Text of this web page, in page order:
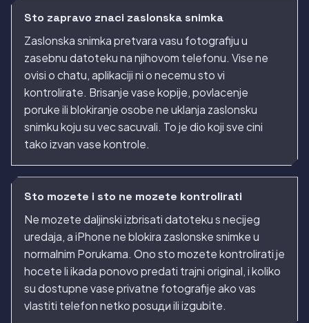
Sto zapravo znaci zaslonska snimka
Zaslonska snimka pretvara vasu fotografiju u
zasebnu datoteku na njihovom telefonu. Vise ne
ovisi o chatu, aplikaciji ni o necemu sto vi
kontrolirate. Brisanje vase kopije, povlacenje
poruke ili blokiranje osobe ne uklanja zaslonsku
snimku koju su vec sacuvali. To je dio koji sve cini
tako izvan vase kontrole.
Sto mozete i sto ne mozete kontrolirati
Ne mozete daljinski izbrisati datoteku s necijeg
uredaja, a iPhone ne blokira zaslonske snimke u
normalnim Porukama. Ono sto mozete kontrolirati je
hocete li ikada ponovo predati trajni original, i koliko
su dostupne vase privatne fotografije ako vas
vlastiti telefon netko posuди ili izgubite.